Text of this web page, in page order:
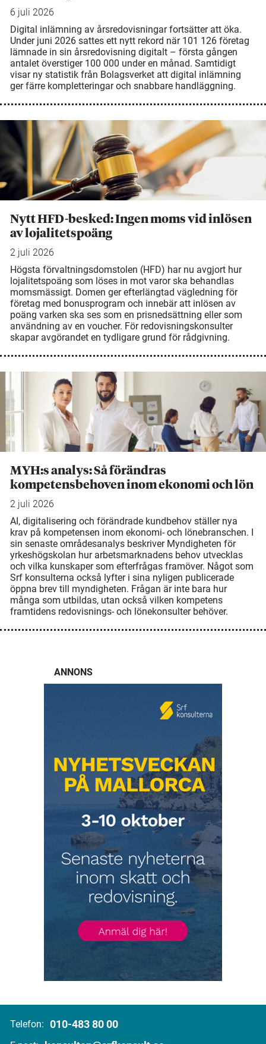
6 juli 2026
Digital inlämning av årsredovisningar fortsätter att öka.
Under juni 2026 sattes ett nytt rekord när 101 126 företag
lämnade in sin årsredovisning digitalt – första gången
antalet överstiger 100 000 under en månad. Samtidigt
visar ny statistik från Bolagsverket att digital inlämning
ger färre kompletteringar och snabbare handläggning.
Nytt HFD-besked: Ingen moms vid inlösen
av lojalitetspoäng
2 juli 2026
Högsta förvaltningsdomstolen (HFD) har nu avgjort hur
lojalitetspoäng som löses in mot varor ska behandlas
momsmässigt. Domen ger efterlängtad vägledning för
företag med bonusprogram och innebär att inlösen av
poäng varken ska ses som en prisnedsättning eller som
användning av en voucher. För redovisningskonsulter
skapar avgörandet en tydligare grund för rådgivning.
MYH:s analys: Så förändras
kompetensbehoven inom ekonomi och lön
2 juli 2026
AI, digitalisering och förändrade kundbehov ställer nya
krav på kompetensen inom ekonomi- och lönebranschen. I
sin senaste områdesanalys beskriver Myndigheten för
yrkeshögskolan hur arbetsmarknadens behov utvecklas
och vilka kunskaper som efterfrågas framöver. Något som
Srf konsulterna också lyfter i sina nyligen publicerade
öppna brev till myndigheten. Frågan är inte bara hur
många som utbildas, utan också vilken kompetens
framtidens redovisnings- och lönekonsulter behöver.
ANNONS
Telefon: 010-483 80 00